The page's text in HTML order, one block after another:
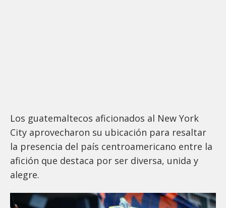
Los guatemaltecos aficionados al New York
City aprovecharon su ubicación para resaltar
la presencia del país centroamericano entre la
afición que destaca por ser diversa, unida y
alegre.